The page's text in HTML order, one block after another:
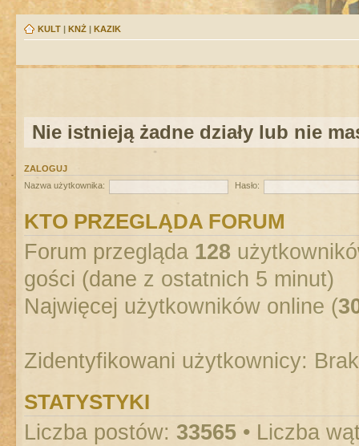
KULT | KNŻ | KAZIK
Nie istnieją żadne działy lub nie
ZALOGUJ
Nazwa użytkownika:
Hasło:
KTO PRZEGLĄDA FORUM
Forum przegląda 128
gości (dane z ostatnich 5 minut)
Najwięcej użytkowników online (
Zidentyfikowani użytkownicy:
STATYSTYKI
Liczba postów: 33565 • Liczba